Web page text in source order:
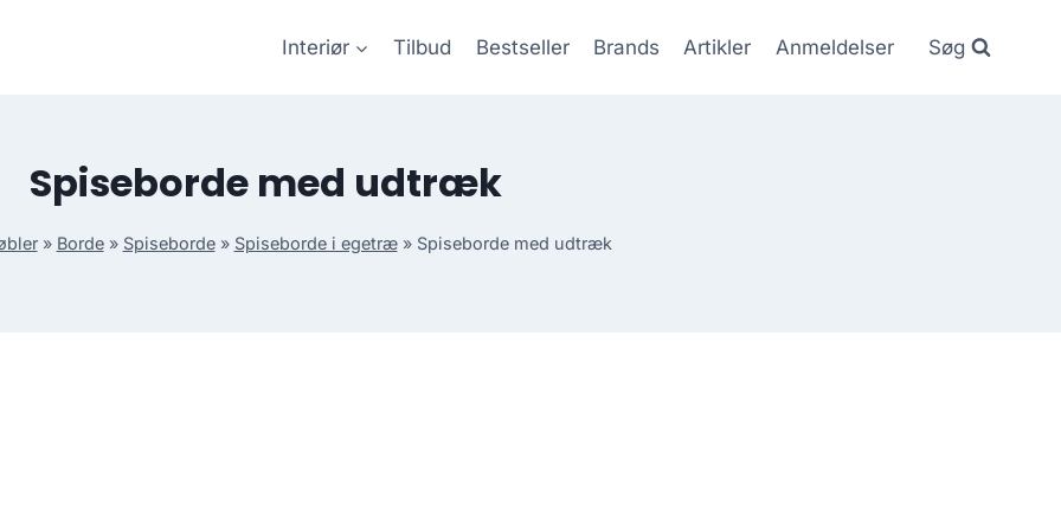
Interiør Tilbud Bestseller Brands Artikler Anmeldelser Søg
Spiseborde med udtræk
» Borde» Spiseborde» Spiseborde i egetræ» Spiseborde med udtræk